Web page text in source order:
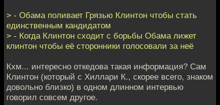
> - Обама поливает Грязью Клинтон чтобы стать
единственным кандидатом
> - Когда Клинтон сходит с борьбы Обама лижет
клинтон чтобы её сторонники голосовали за неё
Кхм... интересно откедова такая информация? Сам
Клинтон (который с Хиллари К., скорее всего, знаком
довольно близко) в одном длинном интервью
говорил совсем другое.